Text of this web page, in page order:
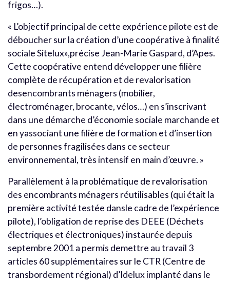
frigos…).
« L’objectif principal de cette expérience pilote est de
déboucher sur la création d’une coopérative à finalité
sociale Sitelux»,précise Jean-Marie Gaspard, d’Apes.
Cette coopérative entend développer une filière
complète de récupération et de revalorisation
desencombrants ménagers (mobilier,
électroménager, brocante, vélos…) en s’inscrivant
dans une démarche d’économie sociale marchande et
en yassociant une filière de formation et d’insertion
de personnes fragilisées dans ce secteur
environnemental, très intensif en main d’œuvre. »
Parallèlement à la problématique de revalorisation
des encombrants ménagers réutilisables (qui était la
première activité testée dansle cadre de l’expérience
pilote), l’obligation de reprise des DEEE (Déchets
électriques et électroniques) instaurée depuis
septembre 2001 a permis demettre au travail 3
articles 60 supplémentaires sur le CTR (Centre de
transbordement régional) d’Idelux implanté dans le